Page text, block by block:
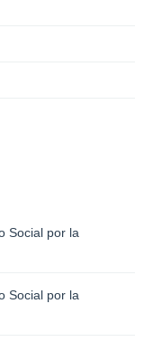
Social por la
Social por la